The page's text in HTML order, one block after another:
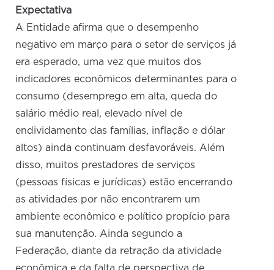
Expectativa
A Entidade afirma que o desempenho
negativo em março para o setor de serviços já
era esperado, uma vez que muitos dos
indicadores econômicos determinantes para o
consumo (desemprego em alta, queda do
salário médio real, elevado nível de
endividamento das famílias, inflação e dólar
altos) ainda continuam desfavoráveis. Além
disso, muitos prestadores de serviços
(pessoas físicas e jurídicas) estão encerrando
as atividades por não encontrarem um
ambiente econômico e político propício para
sua manutenção. Ainda segundo a
Federação, diante da retração da atividade